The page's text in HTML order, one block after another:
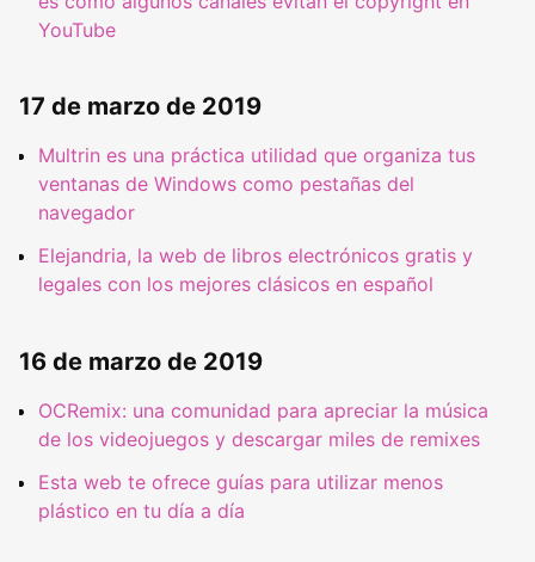
YouTube
17 de marzo de 2019
Multrin es una práctica utilidad que organiza tus
ventanas de Windows como pestañas del
navegador
Elejandria, la web de libros electrónicos gratis y
legales con los mejores clásicos en español
16 de marzo de 2019
OCRemix: una comunidad para apreciar la música
de los videojuegos y descargar miles de remixes
Esta web te ofrece guías para utilizar menos
plástico en tu día a día